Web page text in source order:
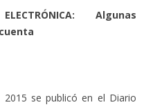
Algunas
se publicó en el Diario